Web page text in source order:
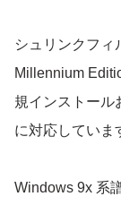
シュリンクフィ
Millennium
規インストール
に対応していま
Windows 9x 系